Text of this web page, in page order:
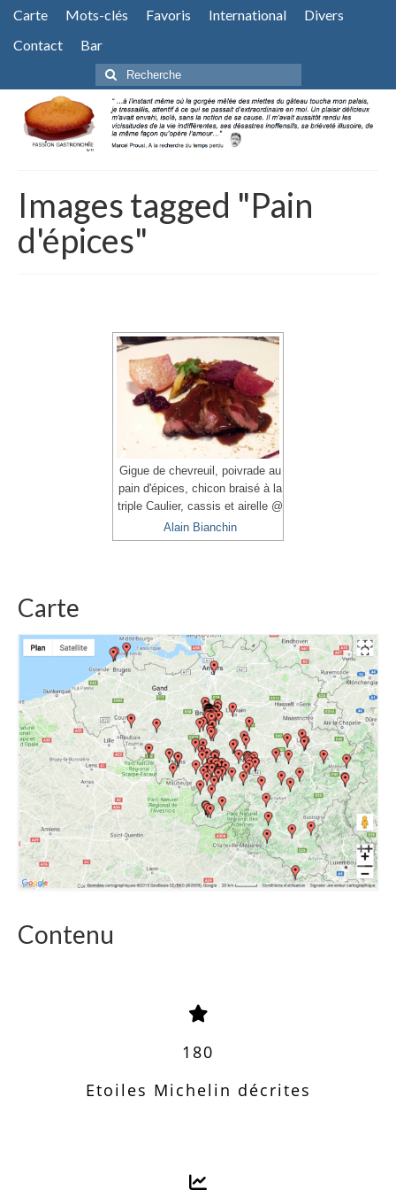
Carte Mots-clés Favoris International
Divers
Contact
Bar
Rechercher
:
Images tagged "Pain
d'épices"
Gigue de chevreuil, poivrade au
pain d'épices, chicon braisé à la
triple Caulier, cassis et airelle @
Alain Bianchin
Carte
Contenu
180
Etoiles Michelin décrites